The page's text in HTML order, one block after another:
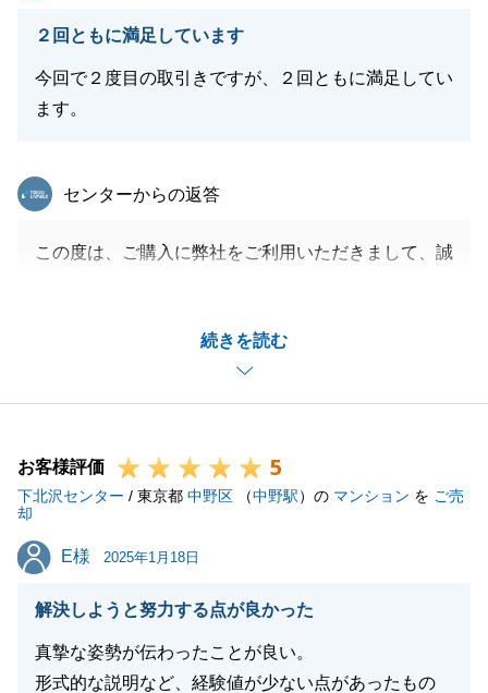
２回ともに満足しています
今回で２度目の取引きですが、２回ともに満足してい
ます。
続きを読む
東急リバブル
センターからの返答
この度は、ご購入に弊社をご利用いただきまして、誠
安もあったかと思いますが無事にお引渡しができ、私
また、何かご相談等お力になれることがございました
引き続き、よろしくお願いいたします。
お客様評価 5
下北沢センター / 東京都 中野区 （中野駅）の マンション を ご売
却
E様
E様 2025年1月18日
解決しようと努力する点が良かった
真摯な姿勢が伝わったことが良い。
形式的な説明など、経験値が少ない点があったもの